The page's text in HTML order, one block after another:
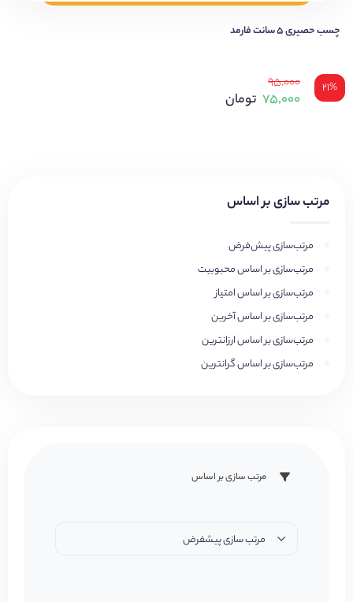
مرتب سازی بر اساس
مرتب‌سازی پیش‌فرض
مرتب‌سازی بر اساس محبوبیت
مرتب‌سازی بر اساس امتیاز
مرتب‌سازی بر اساس آخرین
مرتب‌سازی بر اساس ارزانترین
مرتب‌سازی بر اساس گرانترین
مرتب سازی بر اساس
مرتب سازی پیشفرض
چسب حصیری ۵ سانت فارمد
۲۱% ۹۵,۰۰۰
۷۵,۰۰۰ تومان